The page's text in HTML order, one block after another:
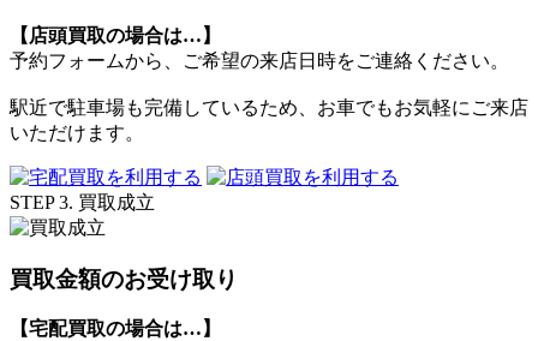
【店頭買取の場合は…】
予約フォームから、ご希望の来店日時をご連絡ください。
駅近で駐車場も完備しているため、お車でもお気軽にご来店
いただけます。
STEP 3. 買取成立
買取金額のお受け取り
【宅配買取の場合は…】